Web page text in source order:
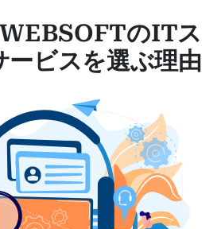
のITス
ービスを選ぶ理由